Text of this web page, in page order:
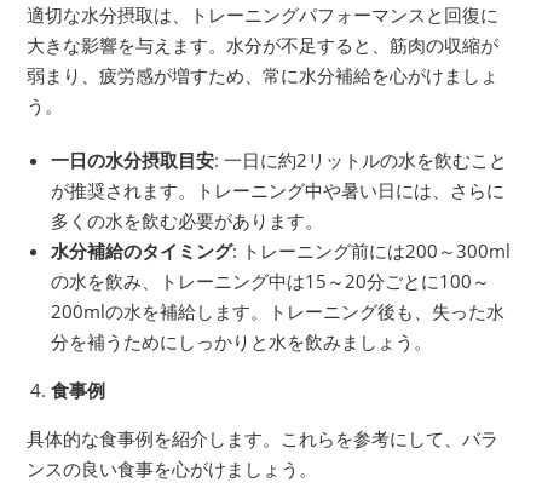
適切な水分摂取は、トレーニングパフォーマンスと回復に
大きな影響を与えます。水分が不足すると、筋肉の収縮が
弱まり、疲労感が増すため、常に水分補給を心がけましょ
う。
一日の水分摂取目安: 一日に約2リットルの水を飲むこと
が推奨されます。トレーニング中や暑い日には、さらに
多くの水を飲む必要があります。
水分補給のタイミング: トレーニング前には200～300ml
の水を飲み、トレーニング中は15～20分ごとに100～
200mlの水を補給します。トレーニング後も、失った水
分を補うためにしっかりと水を飲みましょう。
食事例
具体的な食事例を紹介します。これらを参考にして、バラ
ンスの良い食事を心がけましょう。